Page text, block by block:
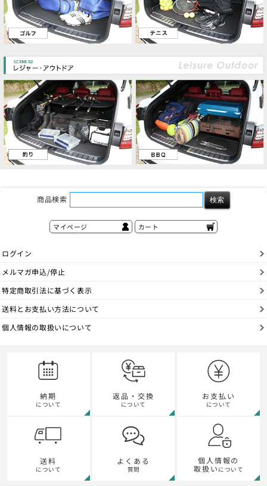
商品検索
マイページ カート
ログイン
メルマガ申込/停止
特定商取引法に基づく表示
送料とお支払い方法について
個人情報の取扱いについて
納期
について
返品・交換
について
お支払い
について
送料
について
よくある
質問
個人情報の
取扱い について